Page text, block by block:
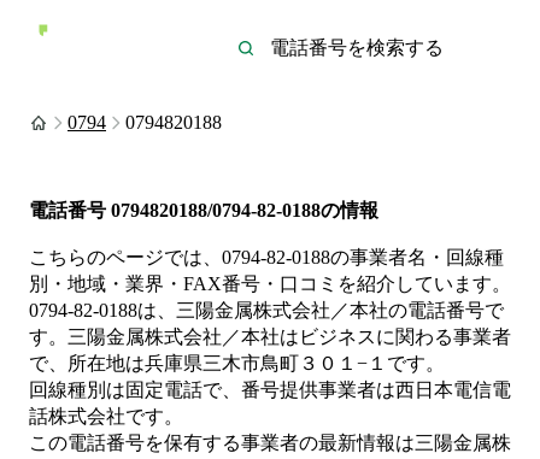
0794 0794820188
電話番号 0794820188/0794-82-0188の情報
こちらのページでは、 0794-82-0188の事業者名・回線種
別・地域・業界・FAX番号・口コミを紹介しています。
0794-82-0188は、 三陽金属株式会社／本社の電話番号で
す。 三陽金属株式会社／本社は ビジネスに関わる事業者
で、所在地は兵庫県三木市鳥町３０１−１ です。
回線種別は固定電話で、番号提供事業者は西日本電信電
話株式会社です。
この電話番号を保有する事業者の最新情報は三陽金属株